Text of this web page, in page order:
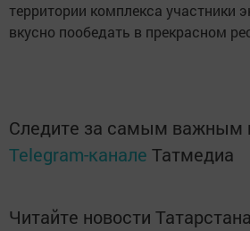
территории комплекса участники
вкусно пообедать в прекрасном
Следите за самым важным
Telegram-канале Татмедиа
Читайте новости